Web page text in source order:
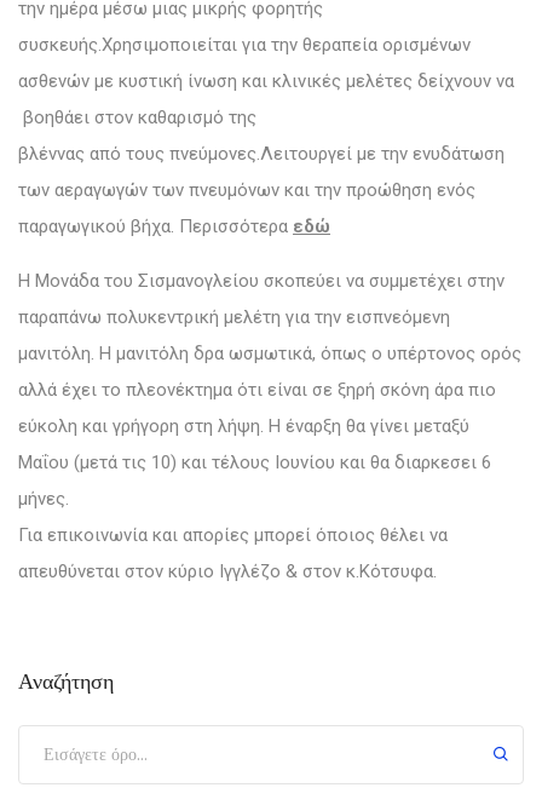
την ημέρα μέσω μιας μικρής φορητής
συσκευής.Χρησιμοποιείται για την θεραπεία ορισμένων
ασθενών με κυστική ίνωση και κλινικές μελέτες δείχνουν να
βοηθάει στον καθαρισμό της
βλέννας από τους πνεύμονες.Λειτουργεί με την ενυδάτωση
των αεραγωγών των πνευμόνων και την προώθηση ενός
παραγωγικού βήχα. Περισσότερα εδώ
H Μονάδα του Σισμανογλείου σκοπεύει να συμμετέχει στην
παραπάνω πολυκεντρική μελέτη για την εισπνεόμενη
μανιτόλη. Η μανιτόλη δρα ωσμωτικά, όπως ο υπέρτονος ορός
αλλά έχει το πλεονέκτημα ότι είναι σε ξηρή σκόνη άρα πιο
εύκολη και γρήγορη στη λήψη. Η έναρξη θα γίνει μεταξύ
Μαΐου (μετά τις 10) και τέλους Ιουνίου και θα διαρκεσει 6
μήνες.
Για επικοινωνία και απορίες μπορεί όποιος θέλει να
απευθύνεται στον κύριο Ιγγλέζο & στον κ.Κότσυφα.
Αναζήτηση